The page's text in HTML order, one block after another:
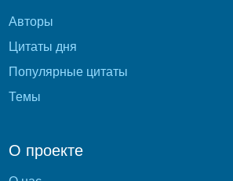
Авторы
Цитаты дня
Популярные цитаты
Темы
О проекте